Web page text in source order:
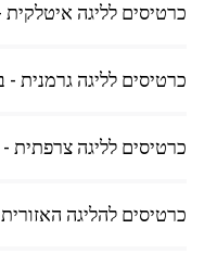
כרטיסים לליגה איטלקית
כרטיסים לליגה גרמנית -
כרטיסים לליגה צרפתית -
כרטיסים להליגה האזורית